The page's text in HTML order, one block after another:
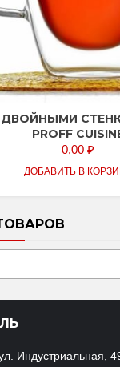
PROFF
0,00 ₽
ДОБАВИТЬ В
Индустриальная,